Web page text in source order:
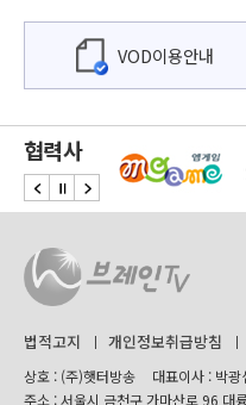
VOD이용안내
협력사
법적고지 개인정보취급방침
상호 : (주)햇터방송 대표이사 : 박광
주소 : 서울시 금천구 가마산로 96 대